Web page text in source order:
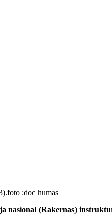
:doc humas
(Rakernas)